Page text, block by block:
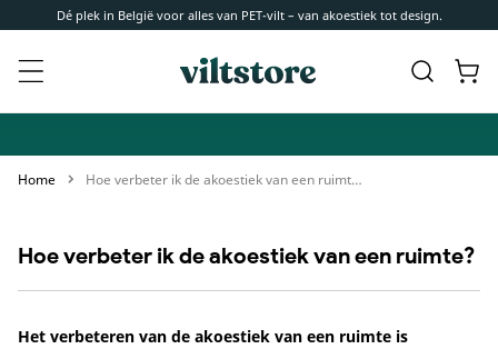
naar de
Dé plek in België voor alles van PET-vilt – van akoestiek tot design.
Home Hoe verbeter ik de akoestiek van een ruimte?
Hoe verbeter ik de akoestiek van een ruimte?
Het verbeteren van de akoestiek van een ruimte is